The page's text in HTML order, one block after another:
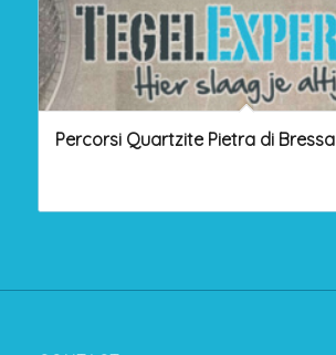
Percorsi Quartzite Pietra di Bressa